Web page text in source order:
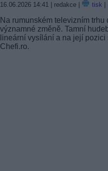
16.06.2026 14:41 | redakce | tisk
Na rumunském televizním
významné změně. Tamní
lineární vysílání a na její
Chefi.ro.